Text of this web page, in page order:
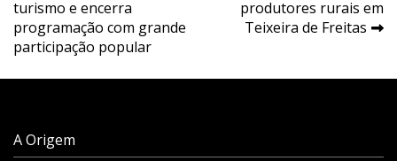
Post
turismo e encerra
programação com grande
participação popular
produtores rurais em
Teixeira de Freitas
A Origem